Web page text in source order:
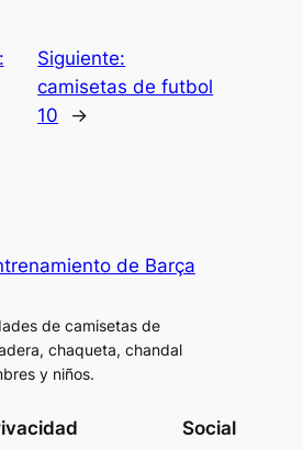
Siguiente:
camisetas de futbol
10
→
de Barça
de camisetas de
chaqueta, chandal
y niños.
Social